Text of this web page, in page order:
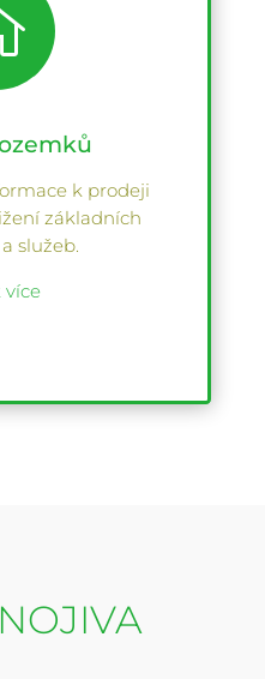
k prodeji
základních
služeb.
více